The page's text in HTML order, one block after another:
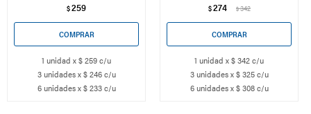
$259
1 unidad x $ 259 c/u
3 unidades x $ 246 c/u
6 unidades x $ 233 c/u
$274 $342
1 unidad x $ 342 c/u
3 unidades x $ 325 c/u
6 unidades x $ 308 c/u